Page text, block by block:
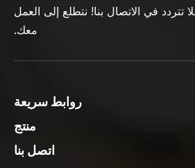
تتردد في الاتصال بنا! نتطلع إلى العمل
معك.
روابط سريعة
منتج
اتصل بنا